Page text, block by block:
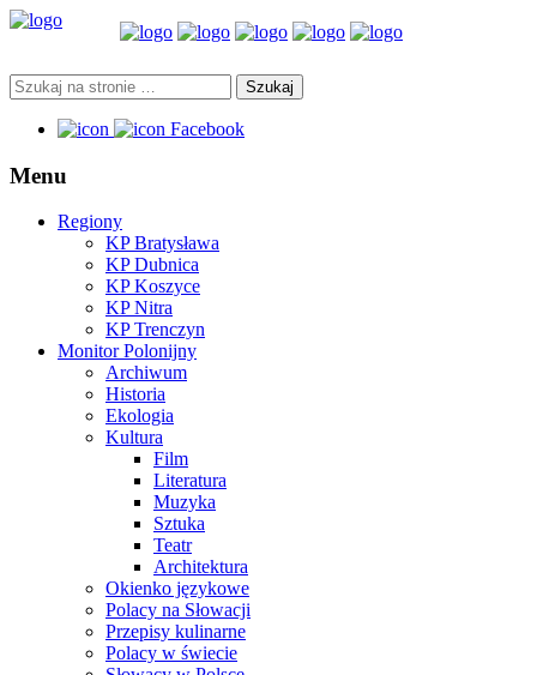
Facebook
Menu
Regiony
KP Bratysława
KP Dubnica
KP Koszyce
KP Nitra
KP Trenczyn
Monitor Polonijny
Archiwum
Historia
Ekologia
Kultura
Film
Literatura
Muzyka
Sztuka
Teatr
Architektura
Okienko językowe
Polacy na Słowacji
Przepisy kulinarne
Polacy w świecie